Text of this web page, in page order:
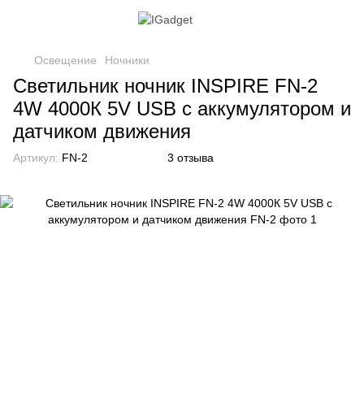
Освещение Ночники
Светильник ночник INSPIRE FN-2
4W 4000К 5V USB с аккумулятором и
датчиком движения
Артикул: FN-2 3 отзыва